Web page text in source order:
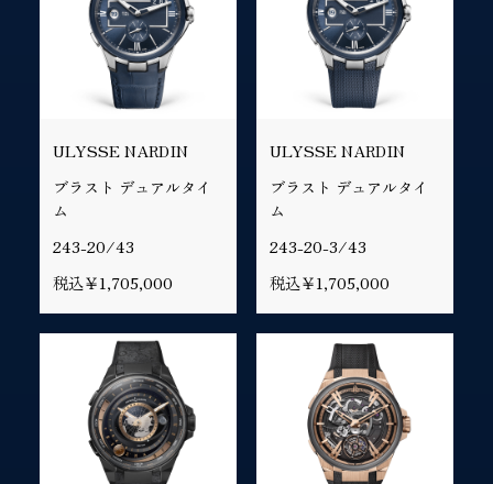
ULYSSE NARDIN
ブラスト デュアルタイ
ム
243-20/43
税込￥1,705,000
ULYSSE NARDIN
ブラスト デュアルタイ
ム
243-20-3/43
税込￥1,705,000